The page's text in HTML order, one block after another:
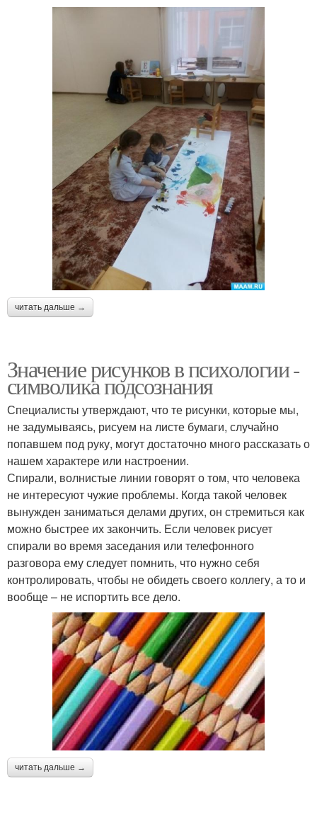
читать дальше →
Значение рисунков в психологии -
символика подсознания
Специалисты утверждают, что те рисунки, которые мы,
не задумываясь, рисуем на листе бумаги, случайно
попавшем под руку, могут достаточно много рассказать о
нашем характере или настроении.
Спирали, волнистые линии говорят о том, что человека
не интересуют чужие проблемы. Когда такой человек
вынужден заниматься делами других, он стремиться как
можно быстрее их закончить. Если человек рисует
спирали во время заседания или телефонного
разговора ему следует помнить, что нужно себя
контролировать, чтобы не обидеть своего коллегу, а то и
вообще – не испортить все дело.
читать дальше →